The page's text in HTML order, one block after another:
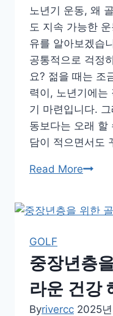
이
유
노년기 운동, 왜
도 지속 가능한
유를 알아보겠습
공통적으로 걱정
요? 젊을 때는 조
력이, 노년기에는
기 마련입니다.
동보다는 오래 할
담이 적으면서도
Read More노
도
가
능
한
GOLF
중장년층
라운 건강
Byrivercc 2025